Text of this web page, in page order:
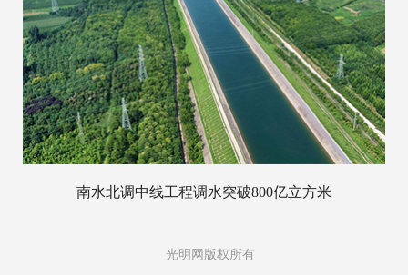
南水北调中线工程调水突破800亿立方米
光明网版权所有